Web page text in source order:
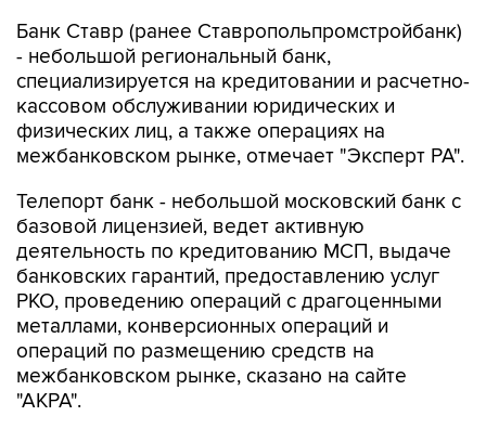
Банк Ставр (ранее Ставропольпромстройбанк)
- небольшой региональный банк,
специализируется на кредитовании и расчетно-
кассовом обслуживании юридических и
физических лиц, а также операциях на
межбанковском рынке, отмечает "Эксперт РА".
Телепорт банк - небольшой московский банк с
базовой лицензией, ведет активную
деятельность по кредитованию МСП, выдаче
банковских гарантий, предоставлению услуг
РКО, проведению операций с драгоценными
металлами, конверсионных операций и
операций по размещению средств на
межбанковском рынке, сказано на сайте
"АКРА".